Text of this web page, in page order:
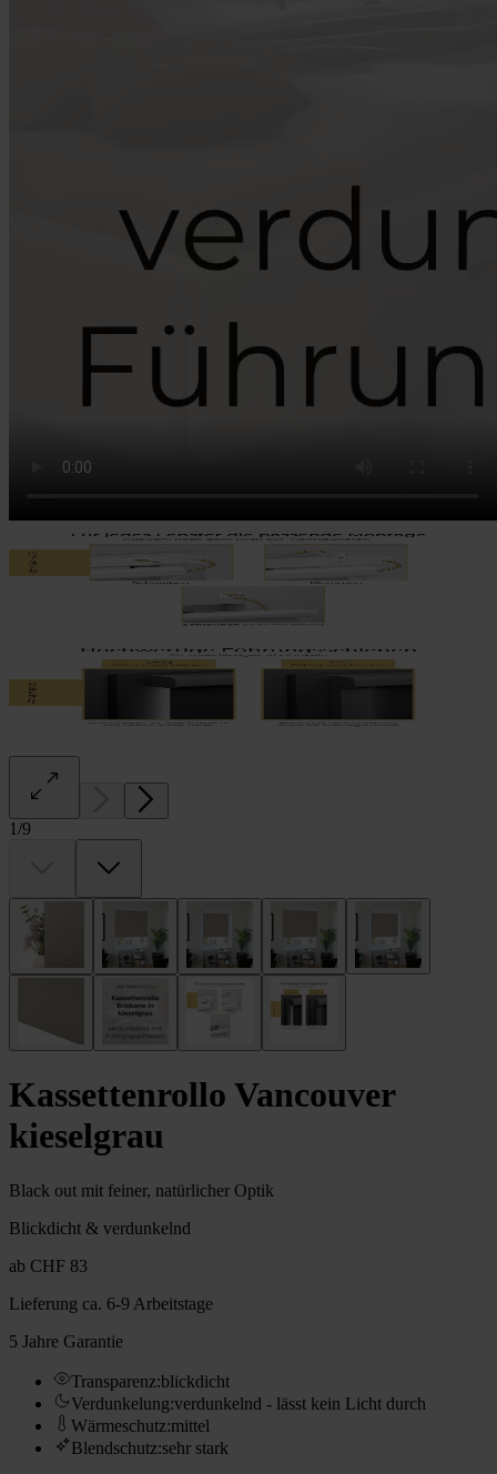
1/9
Kassettenrollo Vancouver
kieselgrau
Black out mit feiner, natürlicher Optik
Blickdicht & verdunkelnd
ab CHF 83
Lieferung ca. 6-9 Arbeitstage
5 Jahre Garantie
Transparenz:blickdicht
Verdunkelung:verdunkelnd - lässt kein Licht durch
Wärmeschutz:mittel
Blendschutz:sehr stark